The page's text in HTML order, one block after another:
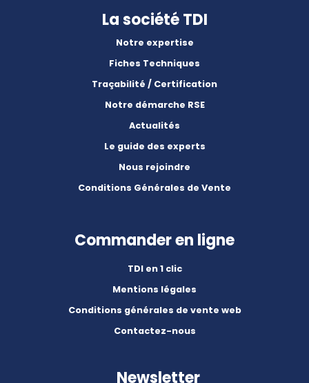
La société TDI
Notre expertise
Fiches Techniques
Traçabilité / Certification
Notre démarche RSE
Actualités
Le guide des experts
Nous rejoindre
Conditions Générales de Vente
Commander en ligne
TDI en 1 clic
Mentions légales
Conditions générales de vente web
Contactez-nous
Newsletter